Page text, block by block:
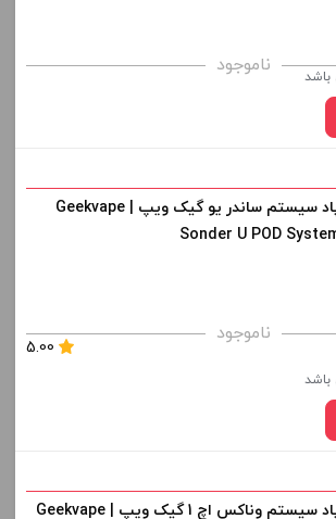
خرید و نمایش قیمت ، گزینه های محصول را
افزودن به سبد خرید
ناموجود باشد
رنگ:
خرید و نمایش قیمت ، گزینه های محصول را
پاد سیستم ساندر یو گیک ویپ | Geekvape
Sonder U POD
ناموجود
5.00
باشد
رنگ: پاد سیستم وناکس اچ 1 گیک ویپ | Geekvape